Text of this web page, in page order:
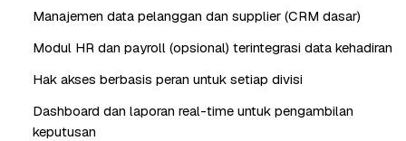
Manajemen data pelanggan dan supplier (CRM dasar)
Modul HR dan payroll (opsional) terintegrasi data kehadiran
Hak akses berbasis peran untuk setiap divisi
Dashboard dan laporan real-time untuk pengambilan
keputusan